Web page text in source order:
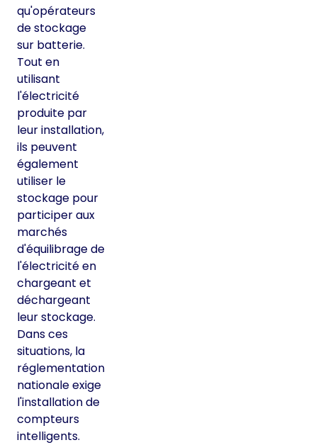
qu'opérateurs
de stockage
sur batterie.
Tout en
utilisant
l'électricité
produite par
leur installation,
ils peuvent
également
utiliser le
stockage pour
participer aux
marchés
d'équilibrage de
l'électricité en
chargeant et
déchargeant
leur stockage.
Dans ces
situations, la
réglementation
nationale exige
l'installation de
compteurs
intelligents.